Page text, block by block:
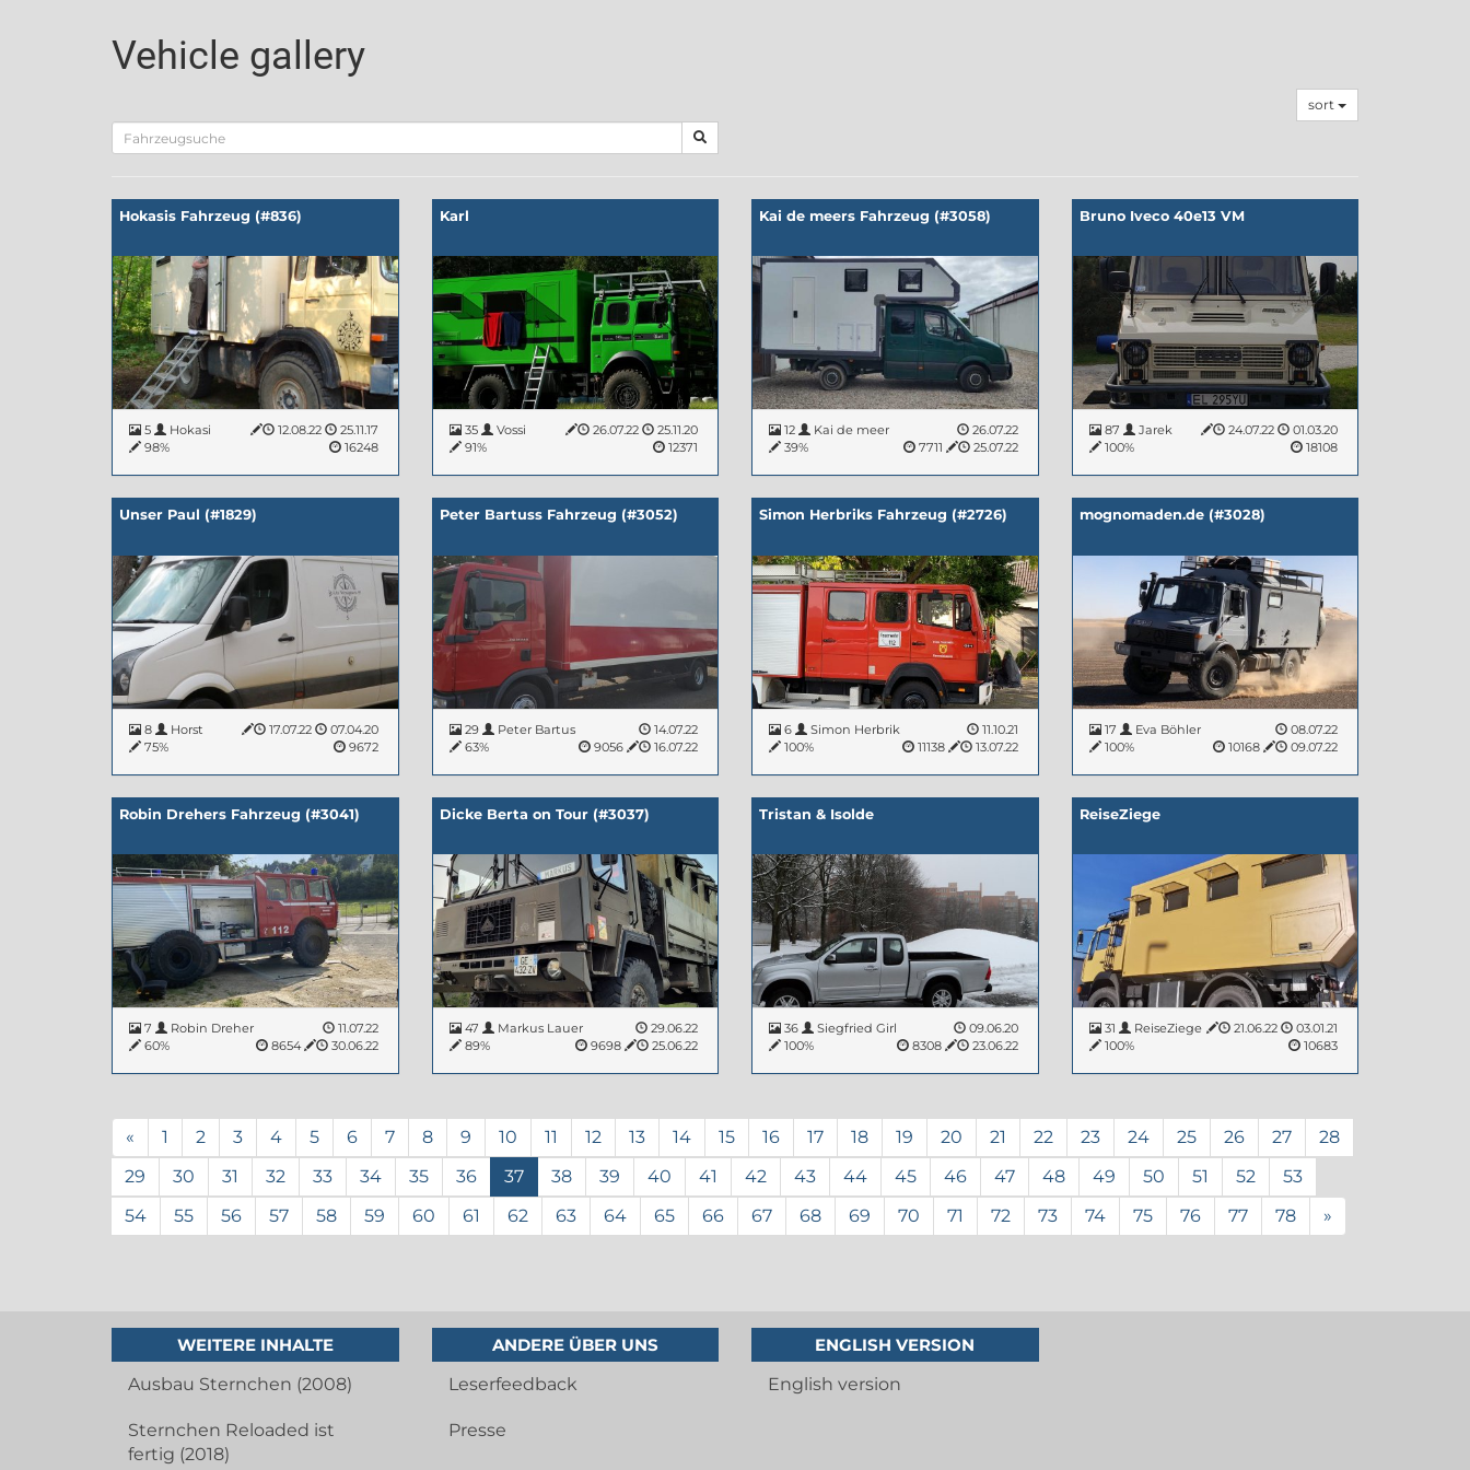
Vehicle gallery
sort
Hokasis Fahrzeug (#836)
5 25.11.17
Hokasi
12.08.22
98%
16248
Karl
35 25.11.20
Vossi
26.07.22
91%
12371
Kai de meers Fahrzeug (#3058)
12 26.07.22
Kai de meer
25.07.22
39% 7711
Bruno Iveco 40e13 VM
87 01.03.20
Jarek
24.07.22
100%
18108
Unser Paul (#1829)
8 07.04.20
Horst
17.07.22
75%
9672
Peter Bartuss Fahrzeug (#3052)
29 14.07.22
Peter Bartus
16.07.22
63% 9056
Simon Herbriks Fahrzeug (#2726)
6 11.10.21
Simon Herbrik
13.07.22
100% 11138
mognomaden.de (#3028)
17 08.07.22
Eva Böhler
09.07.22
100% 10168
Robin Drehers Fahrzeug (#3041)
7 11.07.22
Robin Dreher
30.06.22
60% 8654
Dicke Berta on Tour (#3037)
47 29.06.22
Markus Lauer
25.06.22
89% 9698
Tristan & Isolde
36 09.06.20
Siegfried Girl
23.06.22
100% 8308
ReiseZiege
31 03.01.21
ReiseZiege
21.06.22
100%
10683
« 1 2 3 4 5 6 7 8 9 10 11 12 13 14 15 16 17 18 19 20 21 22 23 24 25 26 27
28
29
30 31 32 33 34 35 36 37 38 39 40 41 42 43 44 45 46 47 48 49 50 51 52
53
54
55 56 57 58 59 60 61 62 63 64 65 66 67 68 69 70 71 72 73 74 75 76 77 78 »
WEITERE INHALTE
Ausbau Sternchen (2008)
Sternchen Reloaded ist
fertig (2018)
ANDERE ÜBER UNS
Leserfeedback
Presse
ENGLISH VERSION
English version